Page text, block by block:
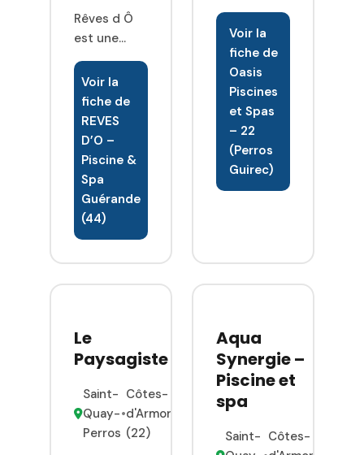
Rêves d Ô
est une
entreprise
spécialisée
dans la
construction,
la
rénovation, l
entretien et
le
dépannage
de piscines,
Stéphen
GUENO,
gérant de la
société
Rêves d Ô,
détient un
Voir la
fiche de
REVES
D’O –
Piscine &
Spa
Guérande
(44)
magasin
Oasis
Piscines
Spas vous
accueille du
mardi au
samedi dans
la zone
commerciale
de
Perros) à
St-Quay-
département
des Côtes-
d Armor.
Disposant d
de
Voir la
fiche de
Oasis
Piscines
et Spas
– 22
(Perros
Guirec)
Le
Paysagiste
Saint-
Quay-
Perros
•
Côtes-
d'Armor
(22)
Aqua
Synergie –
Piscine et
spa
Saint- Côtes-